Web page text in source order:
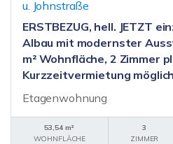
u. Johnstraße
ERSTBEZUG, hell. JETZT
Albau mit modernster
m² Wohnfläche, 2 Zimmer
Kurzzeitvermietung
Etagenwohnung
53,54 m²
WOHNFLÄCHE
3
ZIMMER